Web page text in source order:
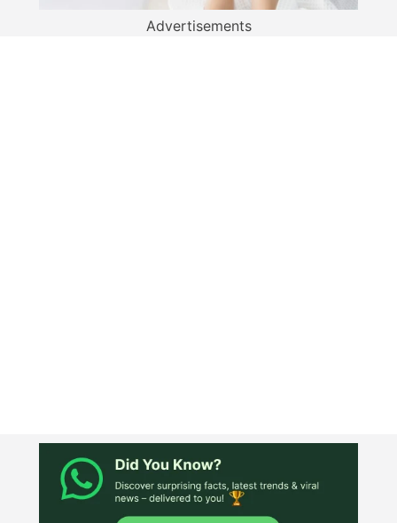
Advertisements